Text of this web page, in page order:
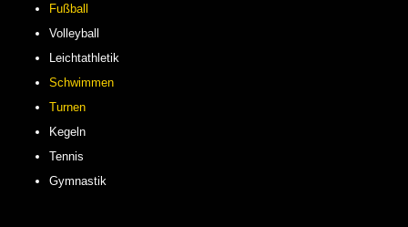
Fußball
Volleyball
Leichtathletik
Schwimmen
Turnen
Kegeln
Tennis
Gymnastik